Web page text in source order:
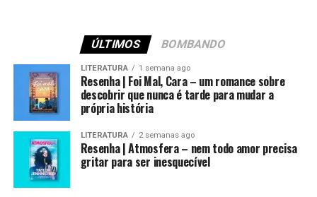
ÚLTIMOS BOMBANDO
LITERATURA 1 semana ago
Resenha | Foi Mal, Cara – um romance sobre
descobrir que nunca é tarde para mudar a
própria história
LITERATURA 2 semanas ago
Resenha | Atmosfera – nem todo amor precisa
gritar para ser inesquecível